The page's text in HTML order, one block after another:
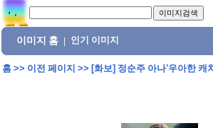
이미지 홈 인기 이미지
홈>> 이전 페이지 >> [화보] 정순주 아나'우아한 캐